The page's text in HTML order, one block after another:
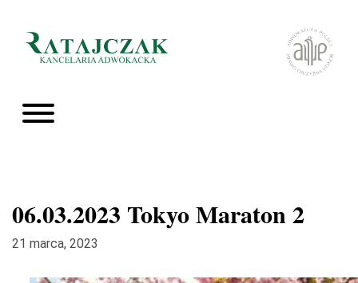
06.03.2023 Tokyo Maraton 2
21 marca, 2023